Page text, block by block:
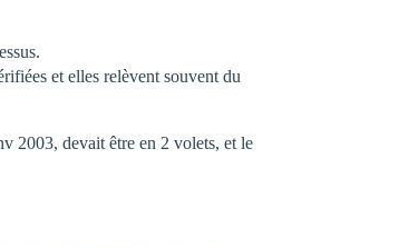
et elles relèvent souvent du
2003, devait être en 2 volets, et le